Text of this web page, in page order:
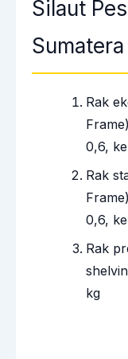
Silaut
Rak
0,6,
Rak
0,6,
Rak
kg